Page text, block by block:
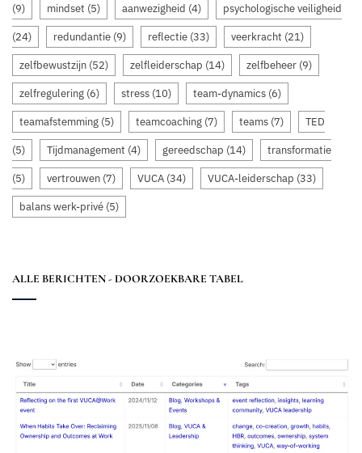
(9) mindset (5) aanwezigheid (4) psychologische veiligheid
(24) redundantie (9) reflectie (33) veerkracht (21)
zelfbewustzijn (52) zelfleiderschap (14) zelfbeheer (9)
zelfregulering (6) stress (10) team-dynamics (6)
teamafstemming (5) teamcoaching (7) teams (7) TED
(5) Tijdmanagement (4) gereedschap (14) transformatie
(5) vertrouwen (7) VUCA (34) VUCA-leiderschap (33)
balans werk-privé (5)
ALLE BERICHTEN - DOORZOEKBARE TABEL